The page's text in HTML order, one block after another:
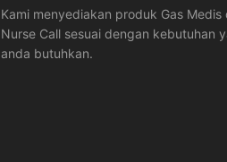
Kami menyediakan produk Gas Medis
Nurse Call sesuai dengan kebutuhan
anda butuhkan.